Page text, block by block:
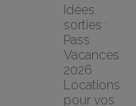
Idées
sorties :
Pass
Vacances
2026
Locations
pour vos